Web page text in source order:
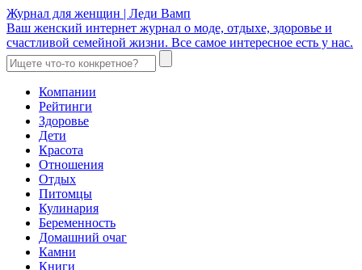
Журнал для женщин | Леди Вамп
Ваш женский интернет журнал о моде, отдыхе, здоровье и
счастливой семейной жизни. Все самое интересное есть у нас.
Компании
Рейтинги
Здоровье
Дети
Красота
Отношения
Отдых
Питомцы
Кулинария
Беременность
Домашний очаг
Камни
Книги